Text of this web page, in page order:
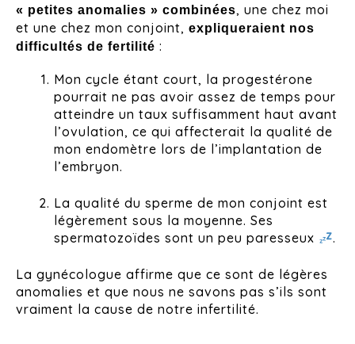
« petites anomalies » combinées, une chez moi
et une chez mon conjoint, expliqueraient nos
difficultés de fertilité :
Mon cycle étant court, la progestérone
pourrait ne pas avoir assez de temps pour
atteindre un taux suffisamment haut avant
l’ovulation, ce qui affecterait la qualité de
mon endomètre lors de l’implantation de
l’embryon.
La qualité du sperme de mon conjoint est
légèrement sous la moyenne. Ses
spermatozoïdes sont un peu paresseux
.
La gynécologue affirme que ce sont de légères
anomalies et que nous ne savons pas s’ils sont
vraiment la cause de notre infertilité.